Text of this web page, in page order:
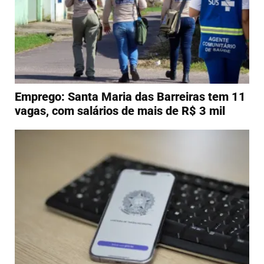
Emprego: Santa Maria das Barreiras tem 11
vagas, com salários de mais de R$ 3 mil